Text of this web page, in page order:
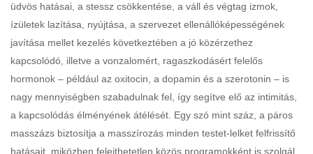
üdvös hatásai, a stessz csökkentése, a váll és végtag izmok,
ízületek lazítása, nyújtása, a szervezet ellenállóképességének
javítása mellet kezelés következtében a jó közérzethez
kapcsolódó, illetve a vonzalomért, ragaszkodásért felelős
hormonok – például az oxitocin, a dopamin és a szerotonin – is
nagy mennyiségben szabadulnak fel, így segítve elő az intimitás,
a kapcsolódás élményének átélését. Egy szó mint száz, a páros
masszázs biztosítja a masszírozás minden testet-lelket felfrissítő
hatásait, miközben felejthetetlen közös programokként is szolgál.